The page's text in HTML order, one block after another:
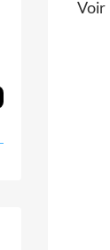
Voir